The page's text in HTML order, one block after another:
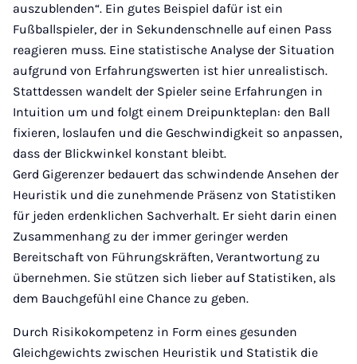
auszublenden“. Ein gutes Beispiel dafür ist ein
Fußballspieler, der in Sekundenschnelle auf einen Pass
reagieren muss. Eine statistische Analyse der Situation
aufgrund von Erfahrungswerten ist hier unrealistisch.
Stattdessen wandelt der Spieler seine Erfahrungen in
Intuition um und folgt einem Dreipunkteplan: den Ball
fixieren, loslaufen und die Geschwindigkeit so anpassen,
dass der Blickwinkel konstant bleibt.
Gerd Gigerenzer bedauert das schwindende Ansehen der
Heuristik und die zunehmende Präsenz von Statistiken
für jeden erdenklichen Sachverhalt. Er sieht darin einen
Zusammenhang zu der immer geringer werden
Bereitschaft von Führungskräften, Verantwortung zu
übernehmen. Sie stützen sich lieber auf Statistiken, als
dem Bauchgefühl eine Chance zu geben.
Durch Risikokompetenz in Form eines gesunden
Gleichgewichts zwischen Heuristik und Statistik die